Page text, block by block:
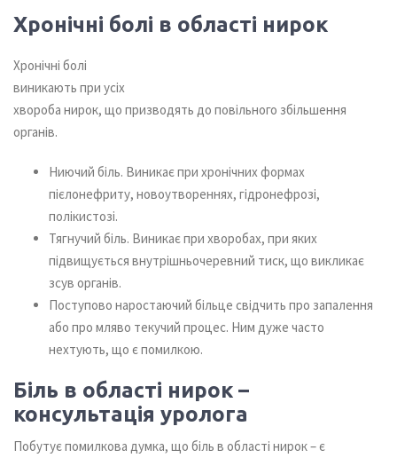
Хронічні болі в області нирок
Хронічні болі
виникають при усіх
хвороба нирок, що призводять до повільного збільшення
органів.
Ниючий біль. Виникає при хронічних формах
пієлонефриту, новоутвореннях, гідронефрозі,
полікистозі.
Тягнучий біль. Виникає при хворобах, при яких
підвищується внутрішньочеревний тиск, що викликає
зсув органів.
Поступово наростаючий більце свідчить про запалення
або про мляво текучий процес. Ним дуже часто
нехтують, що є помилкою.
Біль в області нирок –
консультація уролога
Побутує помилкова думка, що біль в області нирок – є